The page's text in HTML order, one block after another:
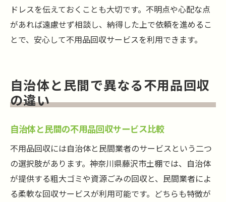
ドレスを伝えておくことも大切です。不明点や心配な点
があれば遠慮せず相談し、納得した上で依頼を進めるこ
とで、安心して不用品回収サービスを利用できます。
自治体と民間で異なる不用品回収
の違い
自治体と民間の不用品回収サービス比較
不用品回収には自治体と民間業者のサービスという二つ
の選択肢があります。神奈川県藤沢市土棚では、自治体
が提供する粗大ゴミや資源ごみの回収と、民間業者によ
る柔軟な回収サービスが利用可能です。どちらも特徴が